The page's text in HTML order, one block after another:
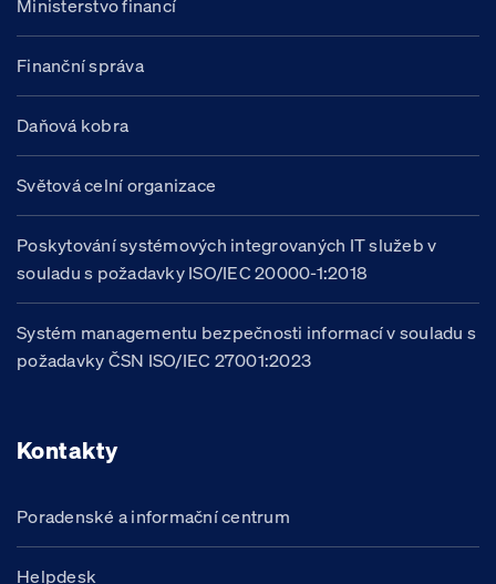
Ministerstvo financí
Finanční správa
Daňová kobra
Světová celní organizace
Poskytování systémových integrovaných IT služeb v
souladu s požadavky ISO/IEC 20000-1:2018
Systém managementu bezpečnosti informací v souladu s
požadavky ČSN ISO/IEC 27001:2023
Kontakty
Poradenské a informační centrum
Helpdesk